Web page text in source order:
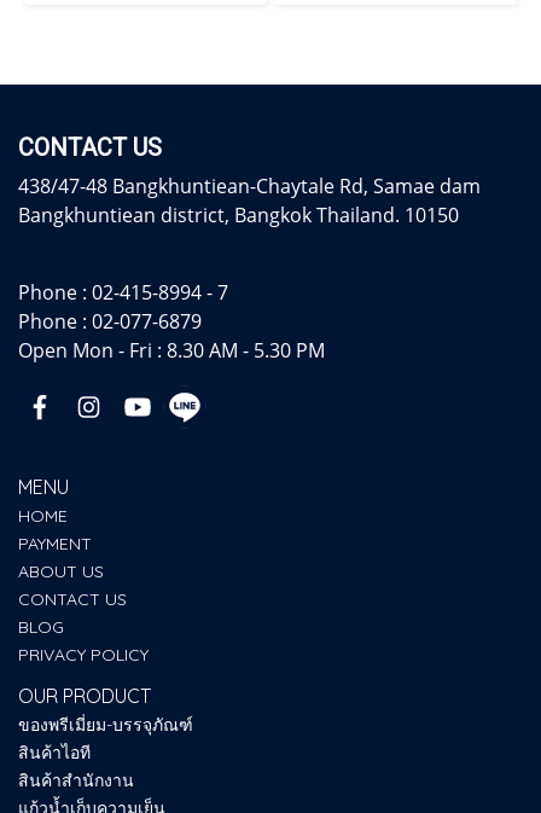
CONTACT US
438/47-48 Bangkhuntiean-Chaytale Rd, Samae dam
Bangkhuntiean district, Bangkok Thailand. 10150
Phone : 02-415-8994 - 7
Phone : 02-077-6879
Open Mon - Fri : 8.30 AM - 5.30 PM
MENU
HOME
PAYMENT
ABOUT US
CONTACT US
BLOG
PRIVACY POLICY
OUR PRODUCT
ของพรีเมี่ยม-บรรจุภัณฑ์
สินค้าไอที
สินค้าสำนักงาน
แก้วน้ำเก็บความเย็น